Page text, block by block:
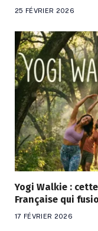
25 FÉVRIER 2026
Yogi Walkie :
Française qui
17 FÉVRIER 2026